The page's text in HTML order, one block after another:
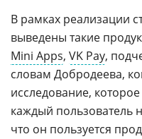
В рамках реализации
выведены такие
Mini Apps, VK Pay,
словам Добродеева,
исследование,
каждый пользователь
что он пользуется